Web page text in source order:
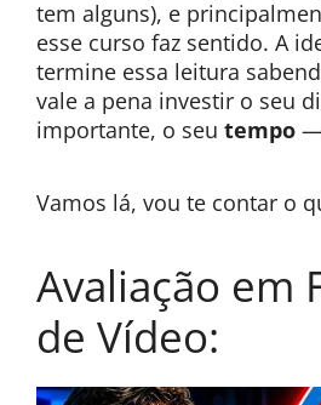
tem alguns), e
esse curso faz sentido. A
termine essa leitura
vale a pena investir o seu
importante, o seu tempo —
Vamos lá, vou te contar o
Avaliação em
de Vídeo: